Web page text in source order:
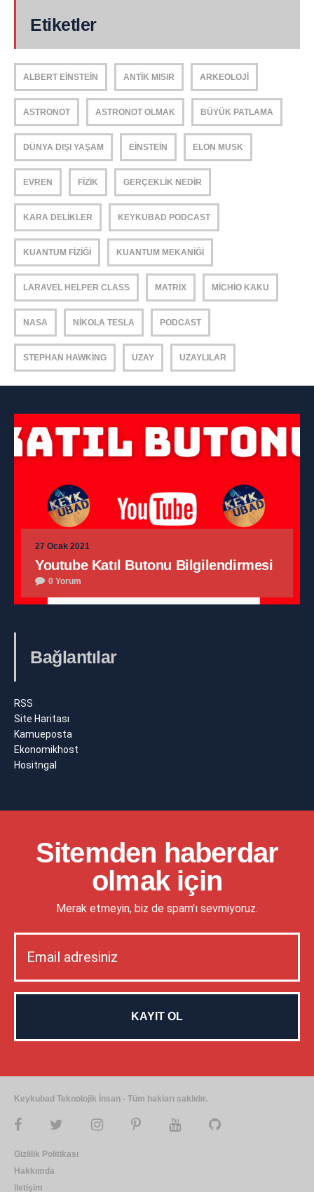
Etiketler
ALBERT EINSTEIN ANTIK MISIR ARKEOLOJI
ASTRONOT ASTRONOT OLMAK BÜYÜK PATLAMA
DÜNYA DIŞI YAŞAM EINSTEIN ELON MUSK
EVREN FIZIK GERÇEKLIK NEDIR
KARA DELIKLER KEYKUBAD PODCAST
KUANTUM FIZIĞI KUANTUM MEKANIĞI
LARAVEL HELPER CLASS MATRIX MICHIO KAKU
NASA NIKOLA TESLA PODCAST
STEPHAN HAWKING UZAY UZAYLILAR
27 Ocak 2021
Youtube Katıl Butonu Bilgilendirmesi
0 Yorum
Bağlantılar
RSS
Site Haritası
Kamueposta
Ekonomikhost
Hositngal
Sitemden haberdar
olmak için
Merak etmeyin, biz de spam'ı sevmiyoruz.
Keykubad Teknolojik İnsan - Tüm hakları saklıdır.
Gizlilik Politikası
Hakkımda
iletişim